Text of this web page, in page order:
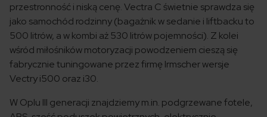
przestronność i niską cenę. Vectra C świetnie sprawdza się
jako samochód rodzinny (bagażnik w sedanie i liftbacku to
500 litrów, a w kombi aż 530 litrów pojemności). Z kolei
wśród miłośników motoryzacji powodzeniem cieszą się
fabrycznie tuningowane przez firmę Irmscher wersje
Vectry i500 oraz i30.
W Oplu III generacji znajdziemy m.in. podgrzewane fotele,